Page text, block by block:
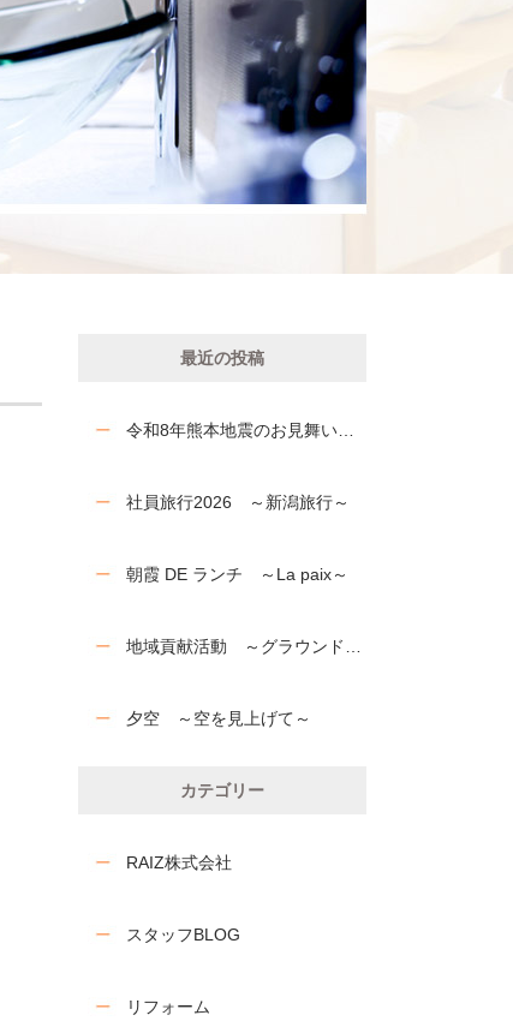
最近の投稿
社員旅行2026 ～新潟旅行～
朝霞 DE ランチ ～La paix～
夕空 ～空を見上げて～
カテゴリー
RAIZ株式会社
スタッフBLOG
リフォーム